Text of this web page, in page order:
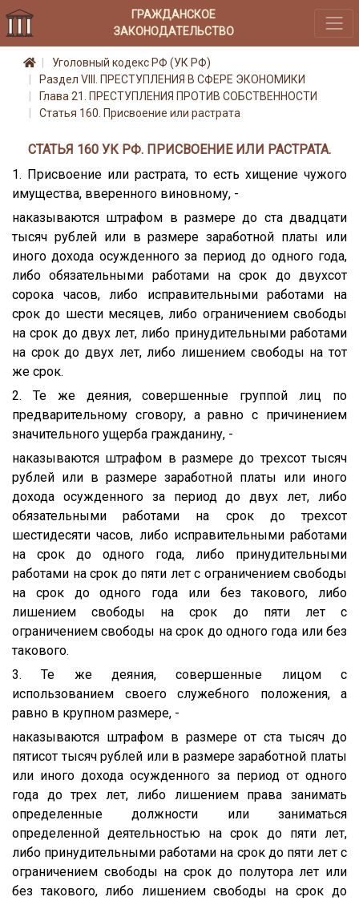
ГРАЖДАНСКОЕ
ЗАКОНОДАТЕЛЬСТВО
Уголовный кодекс РФ (УК РФ)
Раздел VIII. ПРЕСТУПЛЕНИЯ В СФЕРЕ ЭКОНОМИКИ
Глава 21. ПРЕСТУПЛЕНИЯ ПРОТИВ СОБСТВЕННОСТИ
Статья 160. Присвоение или растрата
СТАТЬЯ 160 УК РФ. ПРИСВОЕНИЕ ИЛИ РАСТРАТА.
1. Присвоение или растрата, то есть хищение чужого
имущества, вверенного виновному, -
наказываются штрафом в размере до ста двадцати
тысяч рублей или в размере заработной платы или
иного дохода осужденного за период до одного года,
либо обязательными работами на срок до двухсот
сорока часов, либо исправительными работами на
срок до шести месяцев, либо ограничением свободы
на срок до двух лет, либо принудительными работами
на срок до двух лет, либо лишением свободы на тот
же срок.
2. Те же деяния, совершенные группой лиц по
предварительному сговору, а равно с причинением
значительного ущерба гражданину, -
наказываются штрафом в размере до трехсот тысяч
рублей или в размере заработной платы или иного
дохода осужденного за период до двух лет, либо
обязательными работами на срок до трехсот
шестидесяти часов, либо исправительными работами
на срок до одного года, либо принудительными
работами на срок до пяти лет с ограничением свободы
на срок до одного года или без такового, либо
лишением свободы на срок до пяти лет с
ограничением свободы на срок до одного года или без
такового.
3. Те же деяния, совершенные лицом с
использованием своего служебного положения, а
равно в крупном размере, -
наказываются штрафом в размере от ста тысяч до
пятисот тысяч рублей или в размере заработной платы
или иного дохода осужденного за период от одного
года до трех лет, либо лишением права занимать
определенные должности или заниматься
определенной деятельностью на срок до пяти лет,
либо принудительными работами на срок до пяти лет с
ограничением свободы на срок до полутора лет или
без такового, либо лишением свободы на срок до